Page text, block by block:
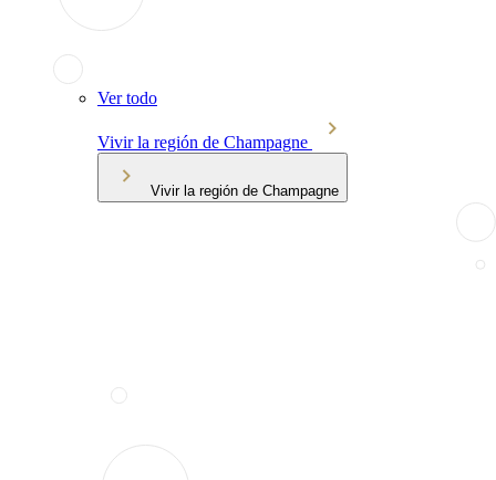
Ver todo
Vivir la región de Champagne
Vivir la región de Champagne